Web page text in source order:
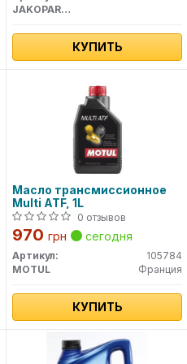
JAKOPARTS
КУПИТЬ
Масло трансмиссионное
Multi ATF, 1L
0 отзывов
970 грн сегодня
Артикул:
105784
MOTUL
Франция
КУПИТЬ